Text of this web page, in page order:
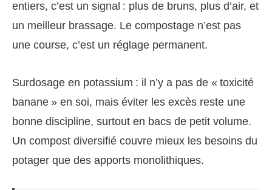
entiers, c’est un signal : plus de bruns, plus d’air, et
un meilleur brassage. Le compostage n’est pas
une course, c’est un réglage permanent.
Surdosage en potassium : il n’y a pas de « toxicité
banane » en soi, mais éviter les excès reste une
bonne discipline, surtout en bacs de petit volume.
Un compost diversifié couvre mieux les besoins du
potager que des apports monolithiques.